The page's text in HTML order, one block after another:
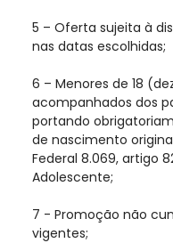
5 – Oferta sujeita à
nas datas escolhidas;
6 – Menores de 18
acompanhados dos
portando
de nascimento
Federal 8.069, artigo
Adolescente;
7 - Promoção não
vigentes;